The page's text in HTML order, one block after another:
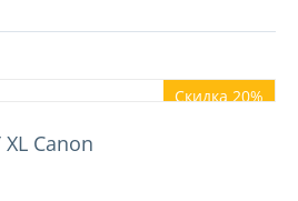
Скидка 20%
Canon